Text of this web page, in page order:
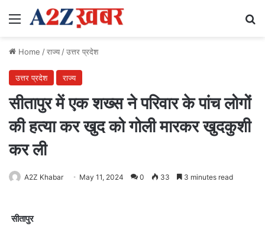
Menu
Home /राज्य/उत्तर प्रदेश
उत्तर प्रदेश राज्य
सीतापुर में एक शख्स ने परिवार के पांच लोगों
की हत्या कर खुद को गोली मारकर खुदकुशी
कर ली
A2Z Khabar May 11, 2024 0 33 3 minutes read
सीतापुर